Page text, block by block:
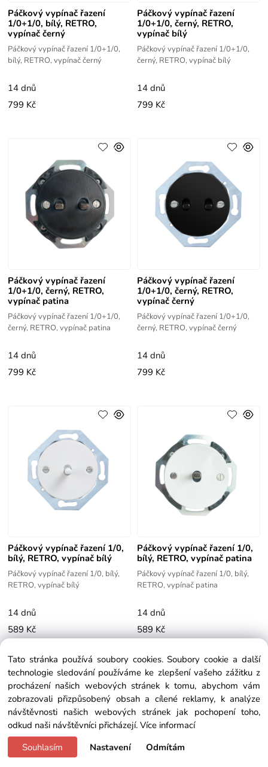
Páčkový vypínač řazení
1/0+1/0, bílý, RETRO,
vypínač černý
Páčkový vypínač řazení 1/0+1/0,
bílý, RETRO, vypínač černý
14 dnů
799 Kč
Páčkový vypínač řazení
1/0+1/0, černý, RETRO,
vypínač bílý
Páčkový vypínač řazení 1/0+1/0,
černý, RETRO, vypínač bílý
14 dnů
799 Kč
Páčkový vypínač řazení
1/0+1/0, černý, RETRO,
vypínač patina
Páčkový vypínač řazení 1/0+1/0,
černý, RETRO, vypínač patina
14 dnů
799 Kč
Páčkový vypínač řazení
1/0+1/0, černý, RETRO,
vypínač černý
Páčkový vypínač řazení 1/0+1/0,
černý, RETRO, vypínač černý
14 dnů
799 Kč
Páčkový vypínač řazení 1/0,
bílý, RETRO, vypínač bílý
Páčkový vypínač řazení 1/0, bílý,
RETRO, vypínač bílý
14 dnů
589 Kč
Páčkový vypínač řazení 1/0,
bílý, RETRO, vypínač patina
Páčkový vypínač řazení 1/0, bílý,
RETRO, vypínač patina
14 dnů
589 Kč
Tato stránka používá soubory cookies. Soubory cookie a další
technologie sledování používáme ke zlepšení vašeho zážitku z
procházení našich webových stránek k tomu, abychom vám
zobrazovali přizpůsobený obsah a cílené reklamy, k analýze
návštěvnosti našich webových stránek jak pochopení toho,
odkud naši návštěvníci přicházejí. Více informací
Souhlasím
Nastavení Odmítám